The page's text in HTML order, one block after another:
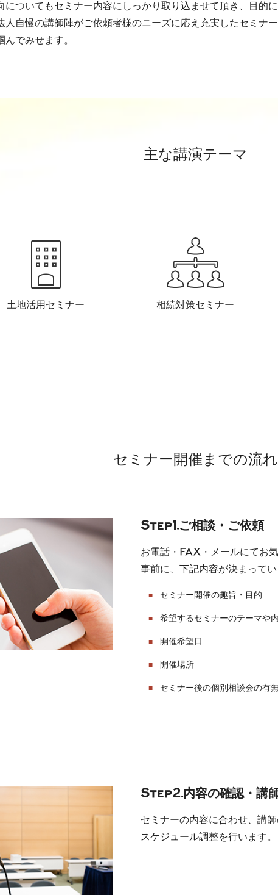
についてもセミナー内容にしっかり取り込ませて頂き、目的
自慢の講師陣がご依頼者様のニーズに応え充実したセミナ
でみせます。
主な講演テーマ
土地活用セミナー 相続対策セミナー
セミナー開催までの流れ
Step1.ご相談・ご依頼
お電話・FAX・メールにてお
事前に、下記内容が決まってい
セミナー開催の趣旨・目的
希望するセミナーのテーマや
開催希望日
開催場所
セミナー後の個別相談会の有
Step2.内容の確認・講
セミナーの内容に合わせ、講師
スケジュール調整を行います。